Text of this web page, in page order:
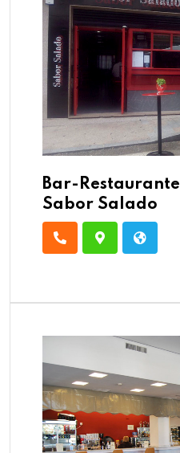
Bar-Restaurante
Sabor Salado